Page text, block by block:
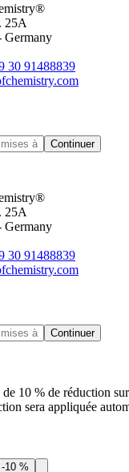
25A
Germany
30 91488839
Continuer
25A
Germany
30 91488839
Continuer
10 % de réduction
sera appliquée
10 %